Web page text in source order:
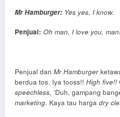
Mr Hamburger: Yes yes, I know.
Penjual: Oh man, I love you,
Penjual dan Mr Hamburger
berdua tos. Iya tooss!! High five!!
speechless, ‘Duh, gampang
marketing. Kaya tau harga dry